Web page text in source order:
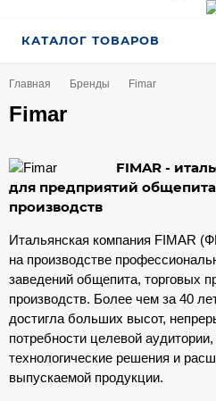
КАТАЛОГ ТОВАРОВ
Главная Бренды Fimar
Fimar
FIMAR -
для предприятий
производств
Итальянская компания FIMAR
на производстве
заведений общепита, торговых
производств. Более чем за 40
достигла больших высот,
потребности целевой
технологические решения и
выпускаемой продукции.